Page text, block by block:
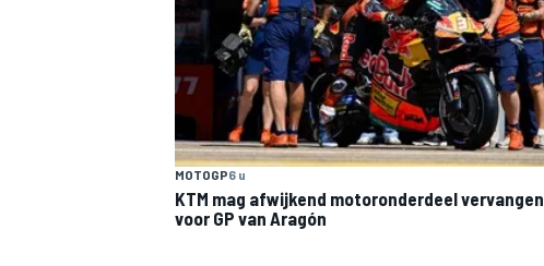
MOTOGP6 u
KTM mag afwijkend motoronderdeel vervangen
voor GP van Aragón